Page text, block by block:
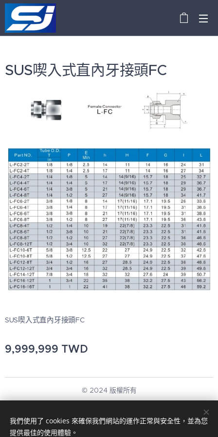
SUS喫入式直內牙接頭FC
SUS喫入式直內牙接頭FC
9,999,999 TWD
© 2024 版權所有
回首頁
Cookies
我們使用了 cookies 來確保我們網站的運作正常與安全性，並為您
提供最佳的使用體驗。